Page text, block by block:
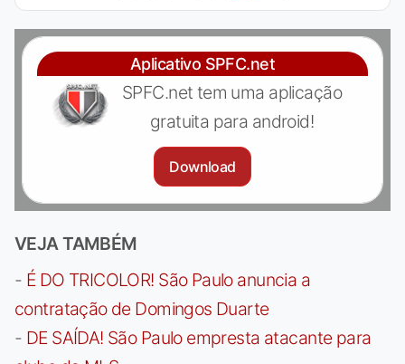
Aplicativo SPFC.net
SPFC.net tem uma aplicação
gratuita para android!
Download
VEJA TAMBÉM
- É DO TRICOLOR! São Paulo anuncia a
contratação de Domingos Duarte
- DE SAÍDA! São Paulo empresta atacante para